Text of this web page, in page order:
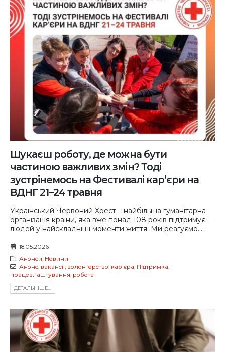
Шукаєш роботу, де можна бути
частиною важливих змін? Тоді
зустрінемось на Фестивалі кар’єри на
ВДНГ 21–24 травня
Український Червоний Хрест – найбільша гуманітарна
організація країни, яка вже понад 108 років підтримує
людей у найскладніші моменти життя. Ми реагуємо...
18.05.2026
Анонси, Новини
Анонс, вакансії, волонтерство, карʼєра, Підтримка,
працевлаштування, робота
ДЕТАЛЬНIШЕ...